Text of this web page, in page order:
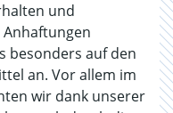
und
besonders auf den
an. Vor allem im
wir dank unserer